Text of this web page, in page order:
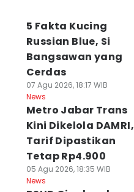
5 Fakta Kucing
Russian Blue, Si
Bangsawan yang
Cerdas
07 Agu 2026, 18:17 WIB
News
Metro Jabar Trans
Kini Dikelola DAMRI,
Tarif Dipastikan
Tetap Rp4.900
05 Agu 2026, 18:35 WIB
News